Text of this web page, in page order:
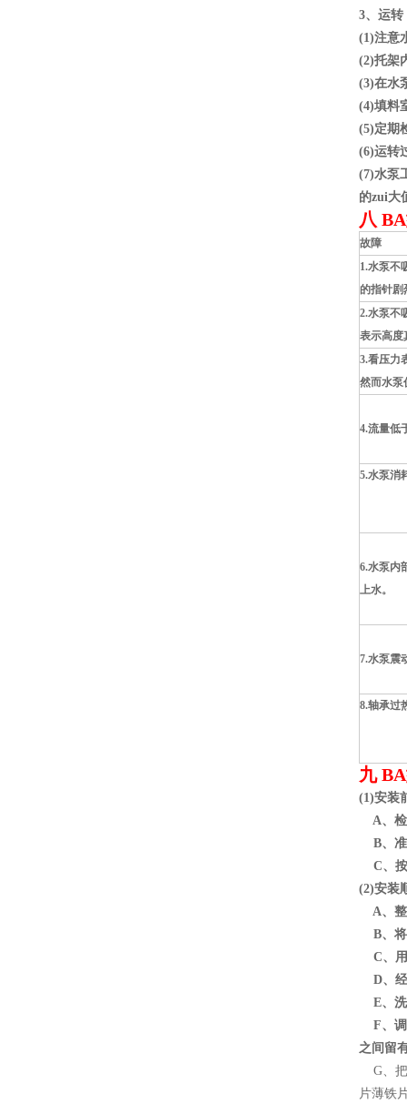
3、运转
(1)注意
(2)托架
(3)在水
(4)填料
(5)定期
(6)运转
(7)水泵
的zui大
八
故障
1.水泵不
的指针剧
2.水泵不
表示高度
3.看压力
然而水泵
4.流量低
5.水泵消
6.水泵内
上水。
7.水泵震
8.轴承过
九
(1)安装
A、检
B、准
C、按
(2)安装
A、整
B、将
C、用
D、经
E、洗
F、调
之间留
G、把
片薄铁